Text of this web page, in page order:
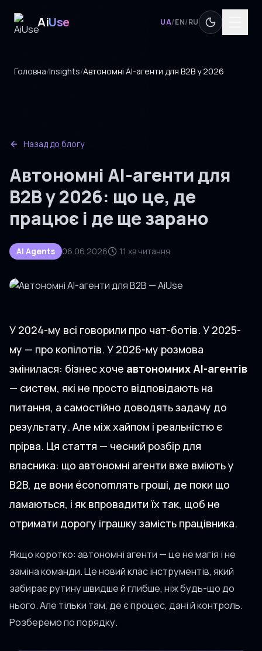
AiUse UA/EN/RU
Головна/Insights/Автономні AI-агенти для B2B у 2026
Назад до блогу
Автономні AI-агенти для
B2B у 2026: що це, де
працює і де ще зарано
AI Agents 06.06.2026 11 хв читання
У 2024-му всі говорили про чат-ботів. У 2025-
му — про копілотів. У 2026-му розмова
змінилася: бізнес хоче автономних AI-агентів
— систем, які не просто відповідають на
питання, а самостійно доводять задачу до
результату. Але між хайпом і реальністю є
прірва. Ця стаття — чесний розбір для
власника: що автономні агенти вже вміють у
B2B, де вони économлять гроші, де поки що
ламаються, і як впровадити їх так, щоб не
отримати дорогу іграшку замість працівника.
Якщо коротко: автономні агенти — це не магія і не
заміна команди. Це новий клас інструментів, який
забирає рутину швидше й глибше, ніж будь-що до
нього. Але тільки там, де є процес, дані й контроль.
Розберемо по порядку.